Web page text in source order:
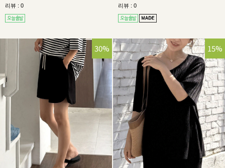
리뷰 : 0 리뷰 : 0
30% 15%